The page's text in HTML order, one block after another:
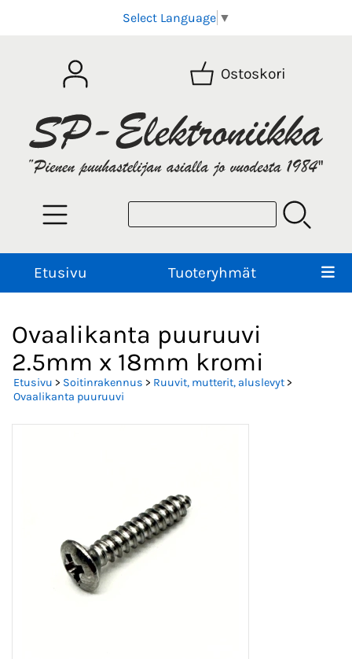
Select Language ▼
Ostoskori
Etusivu Tuoteryhmät
Ovaalikanta puuruuvi
2.5mm x 18mm kromi
Etusivu > Soitinrakennus > Ruuvit, mutterit, aluslevyt>
Ovaalikanta puuruuvi